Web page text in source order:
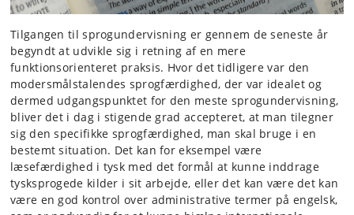
Tilgangen til sprogundervisning er gennem de seneste år
begyndt at udvikle sig i retning af en mere
funktionsorienteret praksis. Hvor det tidligere var den
modersmålstalendes sprogfærdighed, der var idealet og
dermed udgangspunktet for den meste sprogundervisning,
bliver det i dag i stigende grad accepteret, at man tilegner
sig den specifikke sprogfærdighed, man skal bruge i en
bestemt situation. Det kan for eksempel være
læsefærdighed i tysk med det formål at kunne inddrage
tysksprogede kilder i sit arbejde, eller det kan være det kan
være en god kontrol over administrative termer på engelsk,